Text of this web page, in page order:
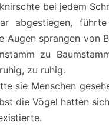
bei jedem
abgestiegen,
Augen sprangen von
zu
zu ruhig.
sie Menschen
die Vögel hatten